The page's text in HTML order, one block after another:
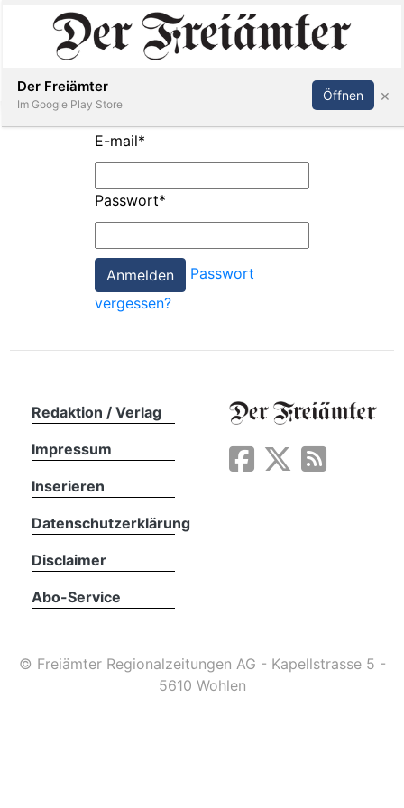
Paper
App
Inserieren Abonnieren Anmelden
E-mail*
Passwort*
Passwort
vergessen?
Redaktion / Verlag
Impressum
Inserieren
Datenschutzerklärung
Disclaimer
Abo-Service
© Freiämter Regionalzeitungen AG - Kapellstrasse 5 -
5610 Wohlen
Der Freiämter
Im Google Play Store
Öffnen ×